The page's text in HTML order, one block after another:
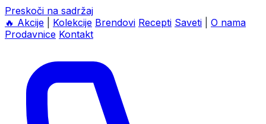
Preskoči na sadržaj
🔥 Akcije Kolekcije Brendovi Recepti Saveti
O nama
Prodavnice Kontakt